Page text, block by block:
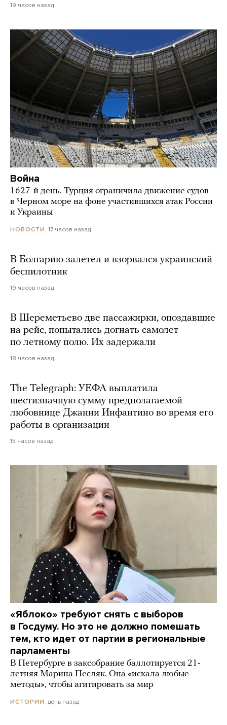
19 часов назад
Война
1627-й день. Турция ограничила движение судов
в Черном море на фоне участившихся атак России
и Украины
НОВОСТИ 17 часов назад
В Болгарию залетел и взорвался украинский
беспилотник
19 часов назад
В Шереметьево две пассажирки, опоздавшие
на рейс, попытались догнать самолет
по летному полю. Их задержали
18 часов назад
The Telegraph: УЕФА выплатила
шестизначную сумму предполагаемой
любовнице Джанни Инфантино во время его
работы в организации
15 часов назад
«Яблоко» требуют снять с выборов
в Госдуму. Но это не должно помешать
тем, кто идет от партии в региональные
парламенты
В Петербурге в заксобрание баллотируется 21-
летняя Марина Песляк. Она «искала любые
методы», чтобы агитировать за мир
ИСТОРИИ день назад